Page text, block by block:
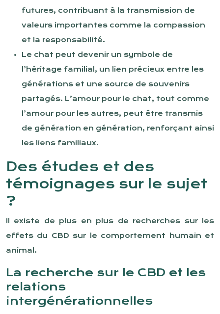
futures, contribuant à la transmission de
valeurs importantes comme la compassion
et la responsabilité.
Le chat peut devenir un symbole de
l’héritage familial, un lien précieux entre les
générations et une source de souvenirs
partagés. L’amour pour le chat, tout comme
l’amour pour les autres, peut être transmis
de génération en génération, renforçant ainsi
les liens familiaux.
Des études et des
témoignages sur le sujet
?
Il existe de plus en plus de recherches sur les
effets du CBD sur le comportement humain et
animal.
La recherche sur le CBD et les
relations
intergénérationnelles